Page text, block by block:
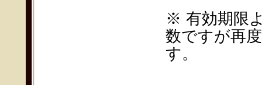
※ 有効期限
数ですが再
す。